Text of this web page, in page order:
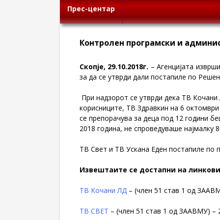
Прес-центар
Контролен програмски и
Скопје, 29.10.2018г. – Агенцијата
за да се утврди дали постапиле по
При надзорот се утврди дека ТВ
корисниците, ТВ Здравкин на 6
се препорачува за деца под 12 години
2018 година, не спроведуваше најмалку
ТВ Свет и ТВ Ускана Еден постапиле по
Извештаите се достапни на
ТВ Кочани ЛД – (член 51 став 1 од
ТВ СВЕТ – (член 51 став 1 од ЗААВМУ) –